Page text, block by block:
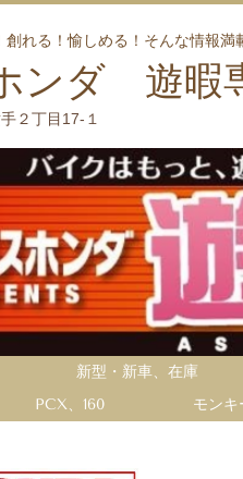
れる！愉しめる！そんな情報満
ンダ 遊暇
２丁目17-１
新型・新車、在庫
PCX、160 モンキ